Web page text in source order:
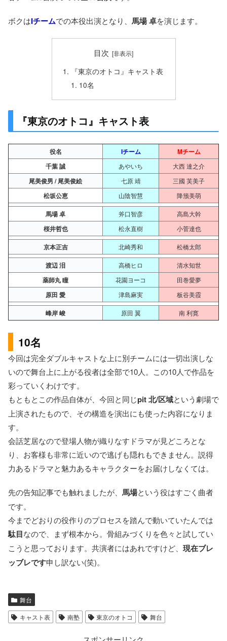
ボクはIチームでの本役出演となり、 馬場 卓を演じます。
目次
『東京のオトコ』キャスト表
10名
『東京のオトコ』キャスト表
役名 Iチーム
Mチーム
千葉 誠
あやいち 大西 達之介
尾美俊男 / 尾美俊絵 七原 靖 三國 芙美子
松坂公恵 山陰智慧 降籏美萌
馬場 卓 斧口智彦 高島大幹
桜井哲也 松永直樹 小菅達也
京本正吉 北崎秀和 松橋太郎
渡辺 泪 高橋ヒロ 清水知世
薬師丸 瞳 花園ヨーコ 田巻愛夢
原田 愛 津島麻実 板谷美霞
峰岸 峻 原田 翼 南 利寛
10名
今回は完全ダブルキャストな上に別チームには一切出演しな
いので舞台上に上がる役者は全部で10人。この10人で作品を
彩っていくわけです。
もともとこの作品自体が、今回と同じpit 北/区域という劇場で
上演されたもので、その構造を演出にも使った内容になりま
す。
会話芝居なので登場人物が織りなすドラマが見どころとな
り、お客様も非常に近いので逃げも隠れもできません。説得
力あるドラマと魅力あるキャラクターをお届けしなくては。
先の告知記事でも触れましたが、 馬場という役はすごく曲者
です。
今までどおりの役作りのプロセスを踏んで動いていたんでは
駄目なので、まず根本から。骨組みづくりを色々と試してい
こうと思っております。共演者にはあれですけど、 現在ブレ
ッブレです申し訳ない(笑)。
舞台
キャスト表 南塾 東京のオトコ 舞台